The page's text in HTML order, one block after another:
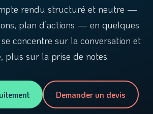
rendu structuré et neutre —
plan d’actions — en quelques
concentre sur la conversation et
plus sur la prise de notes.
Demander un devis